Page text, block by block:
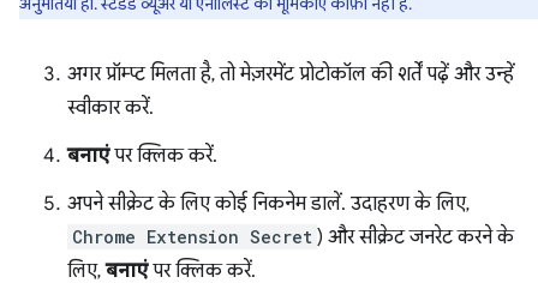
अगर प्रॉम्प्ट मिलता है, तो मेज़रमेंट प्रोटोकॉल की शर्तें पढ़ें और उन्हें
स्वीकार करें.
बनाएंपर क्लिक करें.
अपने सीक्रेट के लिए कोई निकनेम डालें. उदाहरण के लिए,
Chrome Extension Secret ) और सीक्रेट जनरेट करने के
लिए,बनाएंपर क्लिक करें.